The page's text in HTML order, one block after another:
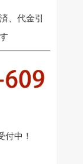
、代金引
付中！